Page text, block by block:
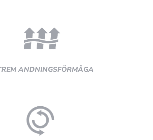
ANDNINGSFÖRMÅGA